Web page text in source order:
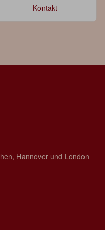
Kontakt
Hannover und London